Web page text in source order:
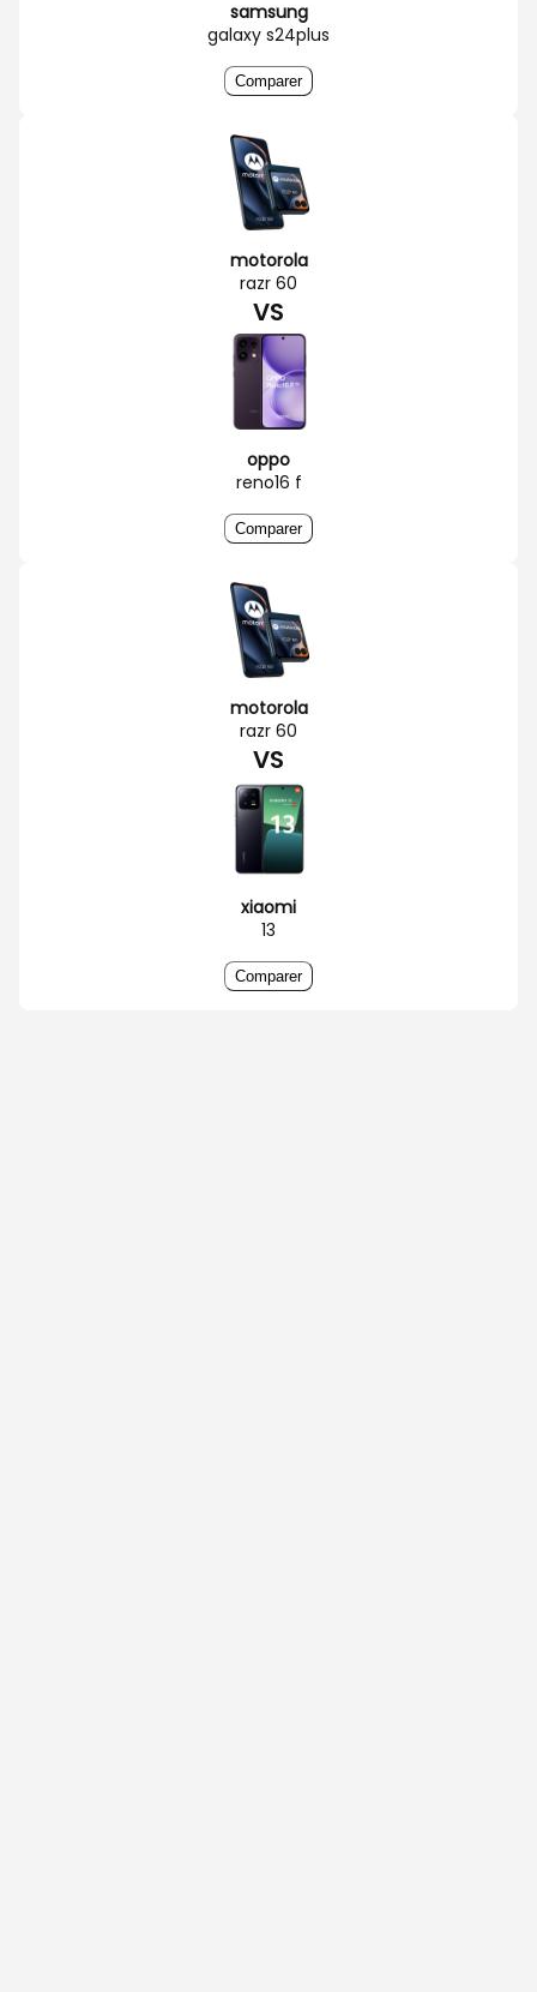
samsung
galaxy s24plus
Comparer
motorola
razr 60
VS
oppo
reno16 f
Comparer
motorola
razr 60
VS
xiaomi
13
Comparer